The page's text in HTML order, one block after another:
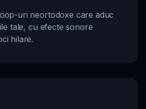
uri neortodoxe care aduc
tale, cu efecte sonore
hilare.